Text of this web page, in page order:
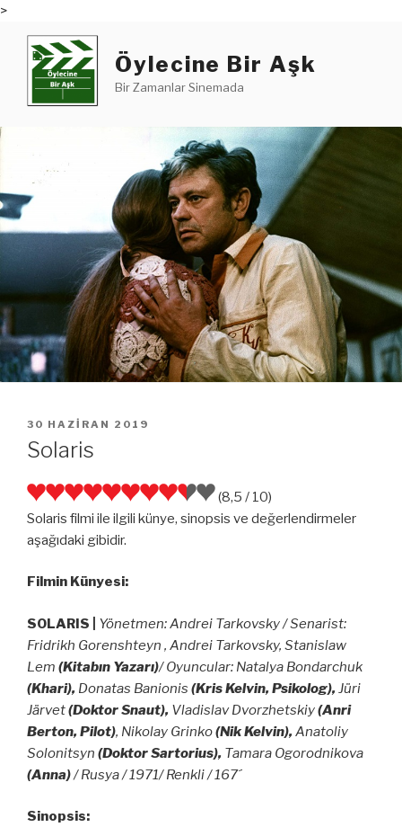
>
İçeriğe
Öylecine Bir Aşk
Bir Zamanlar Sinemada
YAYIM
TARIHI
30 HAZIRAN 2019
Solaris
(8,5 / 10)
Solaris filmi ile ilgili künye, sinopsis ve değerlendirmeler
aşağıdaki gibidir.
Filmin Künyesi:
SOLARIS | Yönetmen: Andrei Tarkovsky / Senarist:
Fridrikh Gorenshteyn , Andrei Tarkovsky, Stanislaw
Lem (Kitabın Yazarı)/ Oyuncular: Natalya Bondarchuk
(Khari), Donatas Banionis (Kris Kelvin, Psikolog),Jüri
Järvet(Doktor Snaut), Vladislav Dvorzhetskiy(Anri
Berton, Pilot), Nikolay Grinko(Nik Kelvin),Anatoliy
Solonitsyn (Doktor Sartorius), Tamara Ogorodnikova
(Anna)/ Rusya / 1971/ Renkli / 167´
Sinopsis: